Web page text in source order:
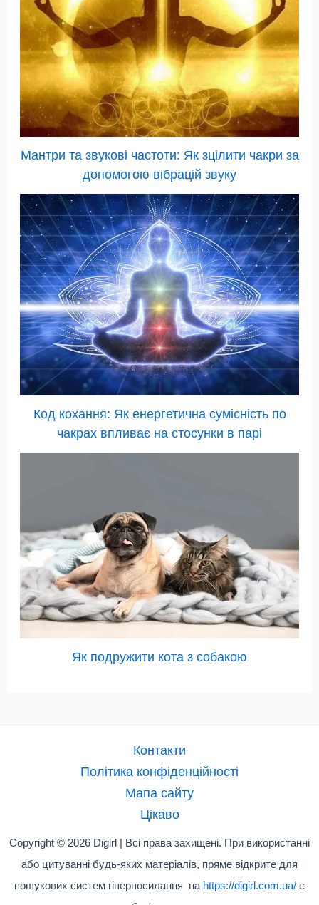
Мантри та звукові частоти: Як зцілити чакри за
допомогою вібрацій звуку
Код кохання: Як енергетична сумісність по
чакрах впливає на стосунки в парі
Як подружити кота з собакою
Контакти
Політика конфіденційності
Мапа сайту
Цікаво
Copyright © 2026 Digirl | Всі права захищені. При використанні
або цитуванні будь-яких матеріалів, пряме відкрите для
пошукових систем гіперпосилання на https://digirl.com.ua/ є